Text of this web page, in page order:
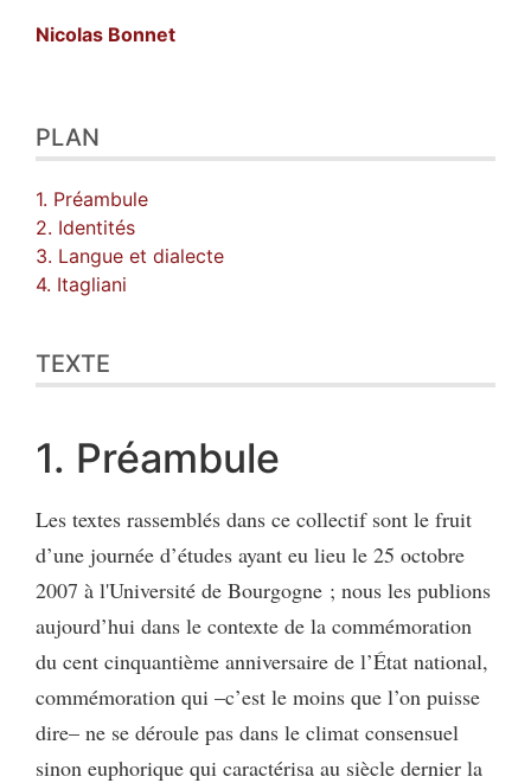
Nicolas Bonnet
Texte
Bibliographie
Notes
Citer cet article
Auteur
PLAN
1. Préambule
2. Identités
3. Langue et dialecte
4. Itagliani
TEXTE
1. Préambule
Les textes rassemblés dans ce collectif sont le fruit
d’une journée d’études ayant eu lieu le 25 octobre
2007 à l'Université de Bourgogne ; nous les publions
aujourd’hui dans le contexte de la commémoration
du cent cinquantième anniversaire de l’État national,
commémoration qui –c’est le moins que l’on puisse
dire– ne se déroule pas dans le climat consensuel
sinon euphorique qui caractérisa au siècle dernier la